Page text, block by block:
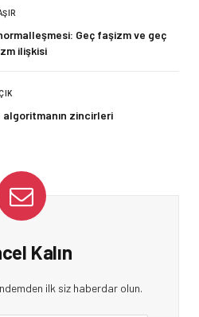
Geç faşizm ve geç
ilişkisi
algoritmanın zincirleri
Kalın
ilk siz haberdar olun.